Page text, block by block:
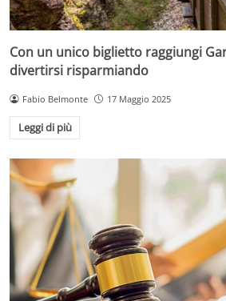
Con un unico biglietto raggiungi
divertirsi risparmiando
Fabio Belmonte 17 Maggio 2025
Leggi di più